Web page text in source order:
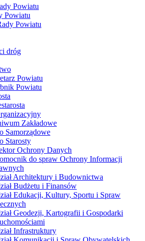
Powiatu
Powiatu
Powiatu
dróg
Powiatu
Powiatu
Zakładowe
Samorządowe
Starosty
Ochrony Danych
do spraw Ochrony Informacji
Architektury i Budownictwa
Budżetu i Finansów
Edukacji, Kultury, Sportu i Spraw
Geodezji, Kartografii i Gospodarki
Infrastruktury